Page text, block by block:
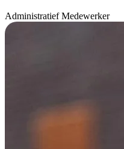
Administratief Medewerker